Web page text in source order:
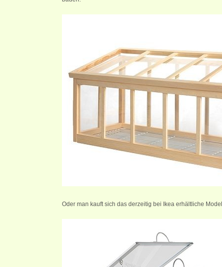
Oder man kauft sich das derzeitig bei Ikea erhältliche